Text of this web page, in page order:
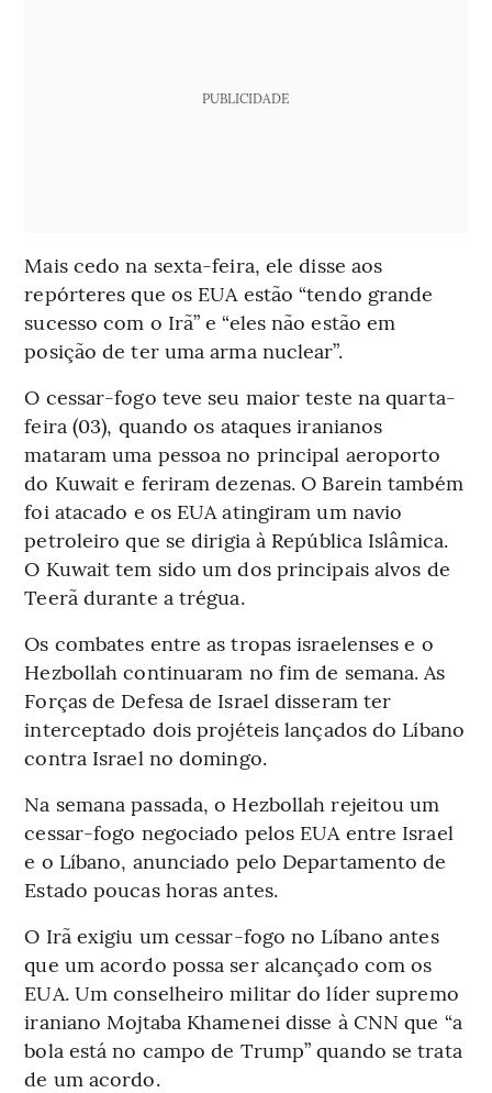
PUBLICIDADE
Mais cedo na sexta-feira, ele disse aos
repórteres que os EUA estão “tendo grande
sucesso com o Irã” e “eles não estão em
posição de ter uma arma nuclear”.
O cessar-fogo teve seu maior teste na quarta-
feira (03), quando os ataques iranianos
mataram uma pessoa no principal aeroporto
do Kuwait e feriram dezenas. O Barein também
foi atacado e os EUA atingiram um navio
petroleiro que se dirigia à República Islâmica.
O Kuwait tem sido um dos principais alvos de
Teerã durante a trégua.
Os combates entre as tropas israelenses e o
Hezbollah continuaram no fim de semana. As
Forças de Defesa de Israel disseram ter
interceptado dois projéteis lançados do Líbano
contra Israel no domingo.
Na semana passada, o Hezbollah rejeitou um
cessar-fogo negociado pelos EUA entre Israel
e o Líbano, anunciado pelo Departamento de
Estado poucas horas antes.
O Irã exigiu um cessar-fogo no Líbano antes
que um acordo possa ser alcançado com os
EUA. Um conselheiro militar do líder supremo
iraniano Mojtaba Khamenei disse à CNN que “a
bola está no campo de Trump” quando se trata
de um acordo.